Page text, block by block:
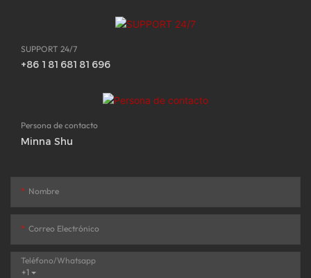
SUPPORT 24/7
+86 18168181696
Persona de contacto
Minna Shu
Nombre
Correo Electrónico
+1
Teléfono/whatsapp